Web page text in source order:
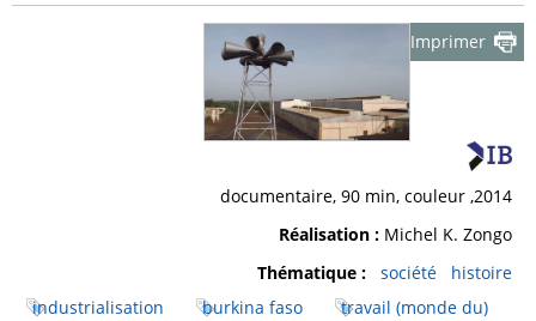
Imprimer
2014, documentaire, 90 min, couleur
Réalisation : Michel K. Zongo
Thématique :
société
histoire
industrialisation
burkina faso
travail (monde du)